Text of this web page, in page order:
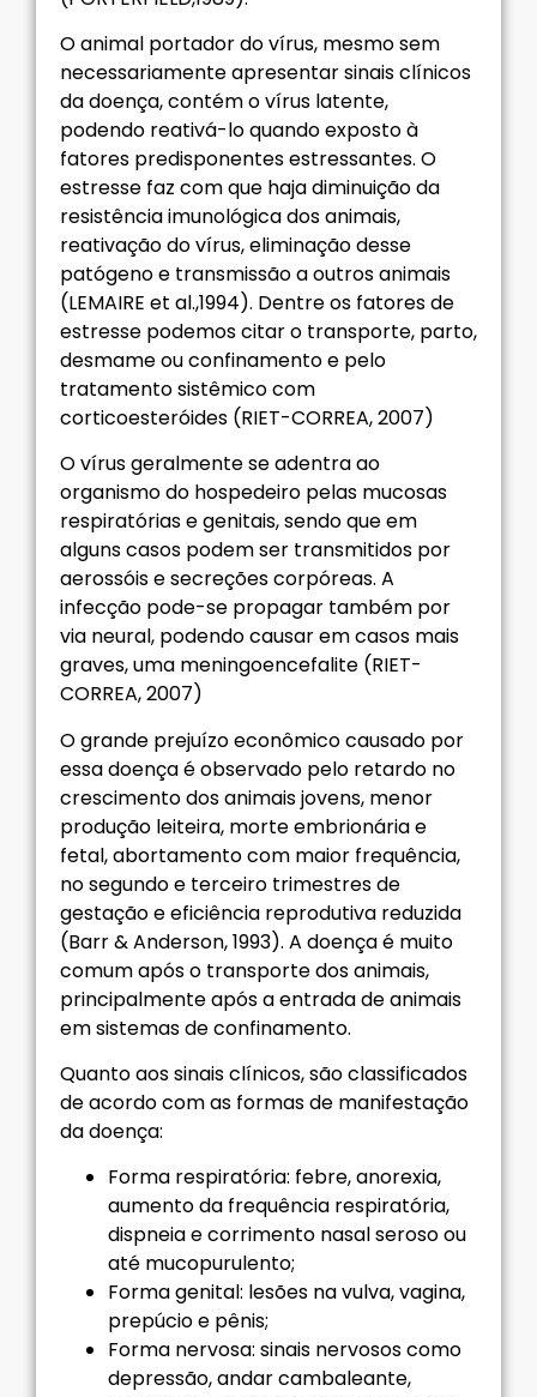
O animal portador do vírus, mesmo sem
necessariamente apresentar sinais clínicos
da doença, contém o vírus latente,
podendo reativá-lo quando exposto à
fatores predisponentes estressantes. O
estresse faz com que haja diminuição da
resistência imunológica dos animais,
reativação do vírus, eliminação desse
patógeno e transmissão a outros animais
(LEMAIRE et al.,1994). Dentre os fatores de
estresse podemos citar o transporte, parto,
desmame ou confinamento e pelo
tratamento sistêmico com
corticoesteróides (RIET-CORREA, 2007)
O vírus geralmente se adentra ao
organismo do hospedeiro pelas mucosas
respiratórias e genitais, sendo que em
alguns casos podem ser transmitidos por
aerossóis e secreções corpóreas. A
infecção pode-se propagar também por
via neural, podendo causar em casos mais
graves, uma meningoencefalite (RIET-
CORREA, 2007)
O grande prejuízo econômico causado por
essa doença é observado pelo retardo no
crescimento dos animais jovens, menor
produção leiteira, morte embrionária e
fetal, abortamento com maior frequência,
no segundo e terceiro trimestres de
gestação e eficiência reprodutiva reduzida
(Barr & Anderson, 1993). A doença é muito
comum após o transporte dos animais,
principalmente após a entrada de animais
em sistemas de confinamento.
Quanto aos sinais clínicos, são classificados
de acordo com as formas de manifestação
da doença:
Forma respiratória: febre, anorexia,
aumento da frequência respiratória,
dispneia e corrimento nasal seroso ou
até mucopurulento;
Forma genital: lesões na vulva, vagina,
prepúcio e pênis;
Forma nervosa: sinais nervosos como
depressão, andar cambaleante,